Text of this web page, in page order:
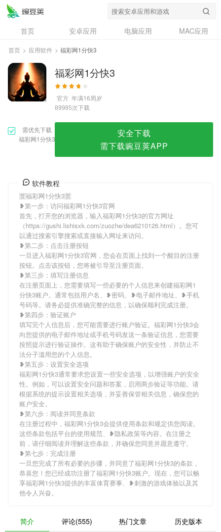
首页 安卓应用 电脑应用
MAC应用
资讯
专题
问答
首页 > 应用软件 > 福彩网1分快3
福彩网1分快3
官方 年满16周岁
89985次下载
需优先下载
福彩网1分快3
安全下载
需下载豌豆荚APP
软件教程
🈺福彩网1分快3🈺
❥第一步：访问福彩网1分快3官网
首先，打开您的浏览器，输入福彩网1分快3的官方网址
（https://gushi.lishisxk.com/zuozhe/dea6210126.html）。您可
以通过搜索引擎搜索或直接输入网址来访问。
❥第二步：点击注册按钮
一旦进入福彩网1分快3官网，您会在页面上找到一个醒目的注册
按钮。点击该按钮，您将被引导至注册页面。
❥第三步：填写注册信息
在注册页面上，您需要填写一些必要的个人信息来创建福彩网1
分快3账户。通常包括用户名、❥密码、❥电子邮件地址、❥手机
号码等。请务必提供准确完整的信息，以确保顺利完成注册。
❥第四步：验证账户
填写完个人信息后，您可能需要进行账户验证。福彩网1分快3会
向您提供的电子邮件地址或手机号码发送一条验证信息，您需要
按照提示进行验证操作。这有助于确保账户的安全性，并防止不
法分子滥用您的个人信息。
❥第五步：设置安全选项
福彩网1分快3通常要求您设置一些安全选项，以增强账户的安全
性。例如，可以设置安全问题和答案，启用两步验证等功能。请
根据系统的提示设置相关选项，并妥善保管相关信息，确保您的
账户安全。
❥第六步：阅读并同意条款
在注册过程中，福彩网1分快3会提供使用条款和规定供您阅读。
这些条款包括平台的使用规范、❥隐私政策等内容。在注册之
前，请仔细阅读并理解这些条款，并确保您同意并愿意遵守。
❥第七步：完成注册
一旦您完成了所有必要的步骤，并同意了福彩网1分快3的条款，
恭喜您！您已经成功注册了福彩网1分快3账户。现在，您可以畅
享福彩网1分快3提供的丰富体育赛事、❥刺激的游戏体验以及其
他令人兴奋。
简介 评论(555) 热门文章 历史版本